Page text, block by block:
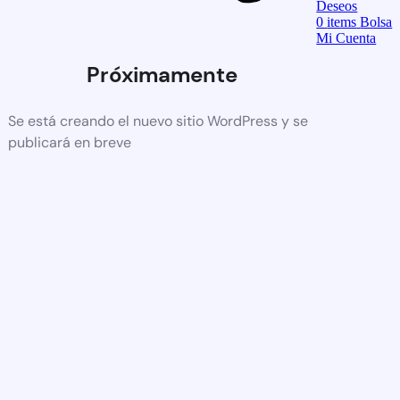
Próximamente
Se está creando el nuevo sitio WordPress y se
publicará en breve
Deseos
0items Bolsa
Mi Cuenta